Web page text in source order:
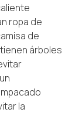
ropa de
de
árboles
la